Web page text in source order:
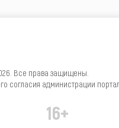
Все права защищены.
согласия администрации
16+